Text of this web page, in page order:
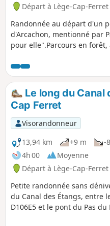
Départ à Lège-Cap-
Randonnée au départ d'un
d'Arcachon, mentionné par
pour elle".Parcours en forêt,
dans l'eau), retour par la
Naturelle des Réservoirs
du Bassin d'Arcachon et le
Piquey.Une randonnée
Le long du
Cap Ferret
Visorandonneur
13,94 km
+9 m
-
4h 00
Moyenne
Départ à Lège-Cap-
Petite randonnée sans
du Canal des Étangs, entre
D106E5 et le pont du Pas du